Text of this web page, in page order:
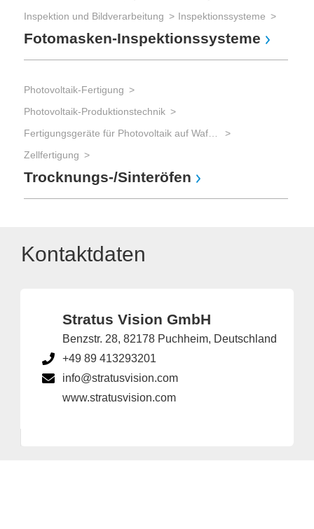
Inspektion und Bildverarbeitung
Inspektionssysteme
Fotomasken-Inspektionssysteme
Photovoltaik-Fertigung
Photovoltaik-Produktionstechnik
Zellfertigung
Trocknungs-/Sinteröfen
Kontaktdaten
Stratus Vision GmbH
Benzstr. 28, 82178 Puchheim, Deutschland
+49 89 413293201
info@stratusvision.com
www.stratusvision.com